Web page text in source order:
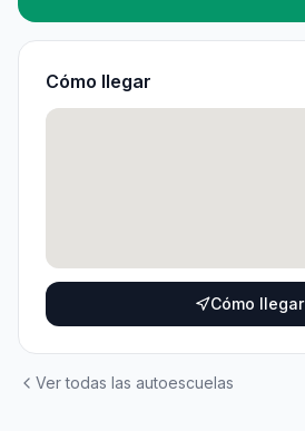
Cómo llegar
Cómo llegar
Ver todas las autoescuelas